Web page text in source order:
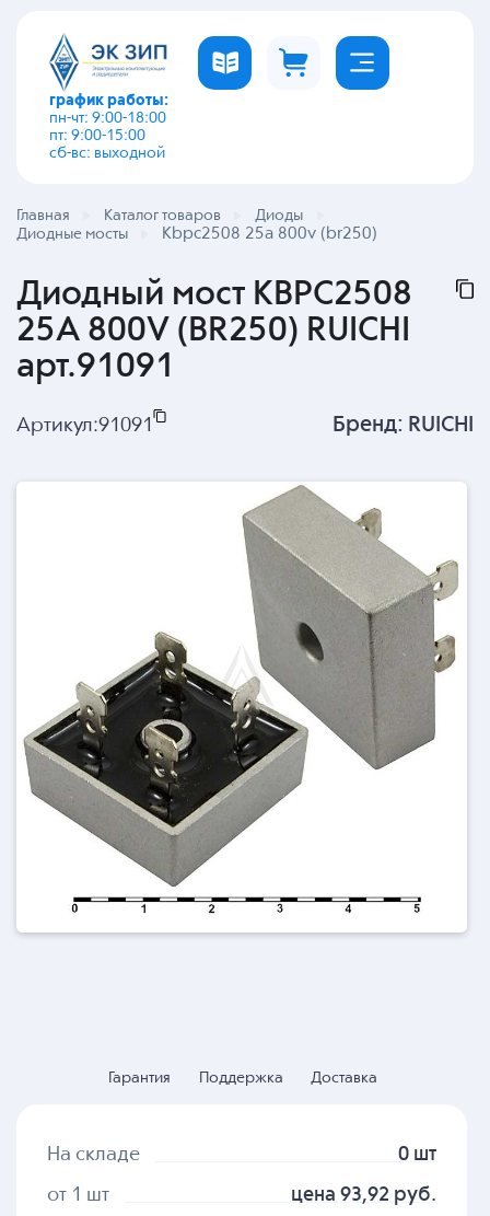
график работы:
пн-чт: 9:00-18:00
пт: 9:00-15:00
сб-вс: выходной
Главная Каталог товаров
Диоды
Диодные мосты
Kbpc2508 25a 800v (br250)
Диодный мост KBPC2508
25A 800V (BR250) RUICHI
арт.91091
Артикул:91091 Бренд: RUICHI
Гарантия Поддержка Доставка
На складе 0 шт
от 1 шт цена 93,92 руб.